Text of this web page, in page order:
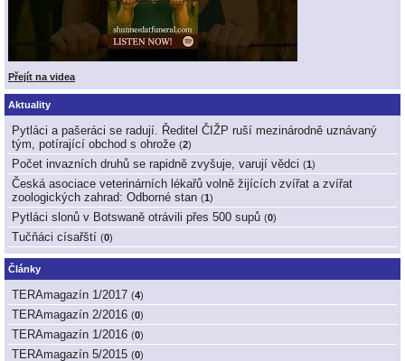
Přejít na videa
Aktuality
Pytláci a pašeráci se radují. Ředitel ČIŽP ruší mezinárodně uznávaný
tým, potírající obchod s ohrože (2)
Počet invazních druhů se rapidně zvyšuje, varují vědci (1)
Česká asociace veterinárních lékařů volně žijících zvířat a zvířat
zoologických zahrad: Odborné stan (1)
Pytláci slonů v Botswaně otrávili přes 500 supů (0)
Tučňáci císařští (0)
Články
TERAmagazín 1/2017 (4)
TERAmagazín 2/2016 (0)
TERAmagazín 1/2016 (0)
TERAmagazín 5/2015 (0)